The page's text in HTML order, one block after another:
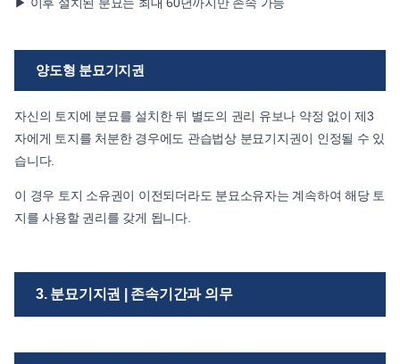
양도형 분묘기지권
자신의 토지에 분묘를 설치한 뒤 별도의 권리 유보나 약정 없이 제3
자에게 토지를 처분한 경우에도 관습법상 분묘기지권이 인정될 수 있
습니다.
이 경우 토지 소유권이 이전되더라도 분묘소유자는 계속하여 해당 토
지를 사용할 권리를 갖게 됩니다.
3. 분묘기지권 | 존속기간과 의무